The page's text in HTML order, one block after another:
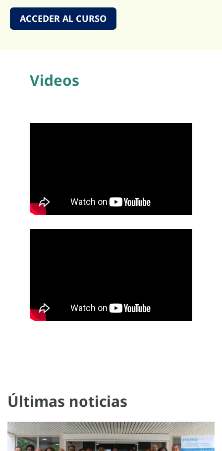
ACCEDER AL CURSO
Videos
Últimas noticias